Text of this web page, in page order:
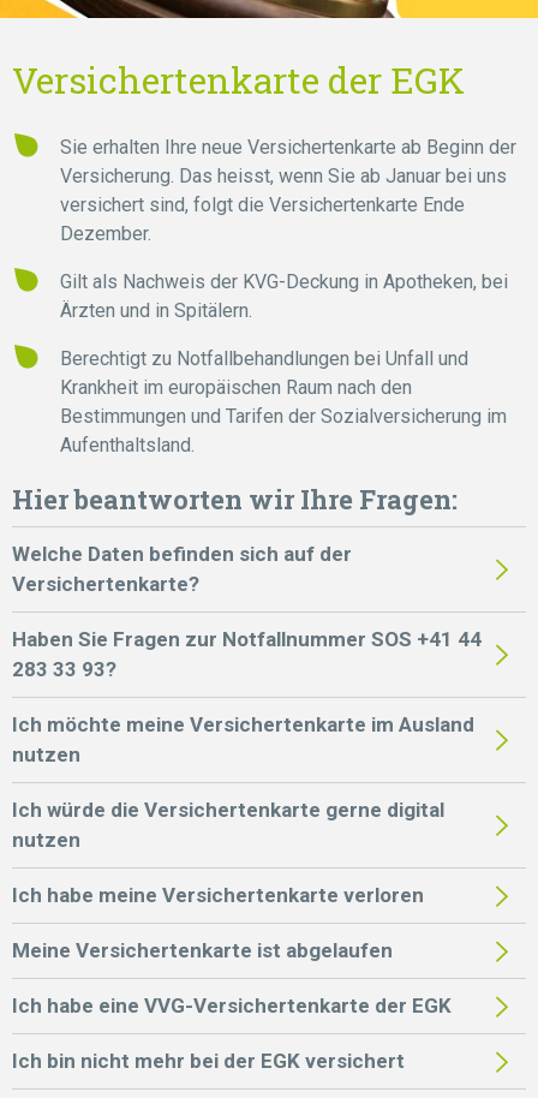
Versichertenkarte der EGK
Sie erhalten Ihre neue Versichertenkarte ab Beginn der
Versicherung. Das heisst, wenn Sie ab Januar bei uns
versichert sind, folgt die Versichertenkarte Ende
Dezember.
Gilt als Nachweis der KVG-Deckung in Apotheken, bei
Ärzten und in Spitälern.
Berechtigt zu Notfallbehandlungen bei Unfall und
Krankheit im europäischen Raum nach den
Bestimmungen und Tarifen der Sozialversicherung im
Aufenthaltsland.
Hier beantworten wir Ihre Fragen:
Welche Daten befinden sich auf der
Versichertenkarte?
Haben Sie Fragen zur Notfallnummer SOS +41 44
283 33 93?
Ich möchte meine Versichertenkarte im Ausland
nutzen
Ich würde die Versichertenkarte gerne digital
nutzen
Ich habe meine Versichertenkarte verloren
Meine Versichertenkarte ist abgelaufen
Ich habe eine VVG-Versichertenkarte der EGK
Ich bin nicht mehr bei der EGK versichert